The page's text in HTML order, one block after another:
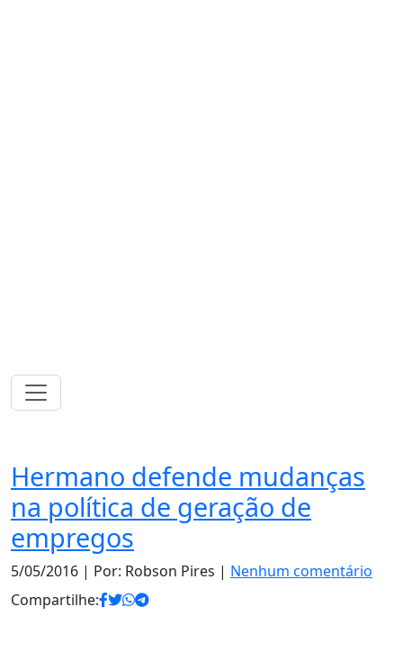
Hermano defende mudanças
na política de geração de
empregos
5/05/2016 | Por: Robson Pires | Nenhum comentário
Compartilhe: